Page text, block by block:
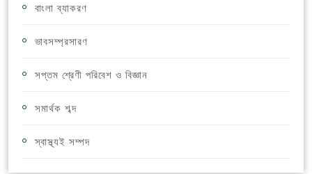
বাংলা ব্যাকরণ
ভাবসম্প্রসারণ
সপ্তম শ্রেণী পরিবেশ ও বিজ্ঞান
সমার্থক শব্দ
স্বাস্থ্যই সম্পদ